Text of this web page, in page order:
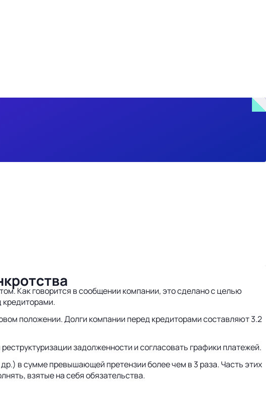
Как говорится в сообщении компании, это сделано с целью
положении. Долги компании перед кредиторами составляют 3.2
задолженности и согласовать графики платежей.
в сумме превышающей претензии более чем в 3 раза. Часть этих
взятые на себя обязательства.